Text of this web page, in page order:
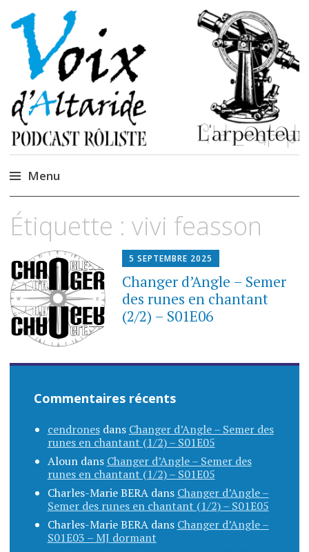
La caverne de
Cendrones
Podcastem et Jidèrenses
Menu
au
contenu
Étiquette : vivi feasson
5 SEPTEMBRE 2025
Changer d’Angle – Semer
des runes en chantant
(2/2) – S01E06
Commentaires récents
cendronesdans Changer d’Angle – Semer des
runes en chantant (1/2) – S01E05
Aloundans Changer d’Angle – Semer des
runes en chantant (1/2) – S01E05
Charles-Marie BERAdans Changer d’Angle –
Semer des runes en chantant (1/2) – S01E05
Charles-Marie BERAdans Changer d’Angle –
S01E03 – MJ dormant